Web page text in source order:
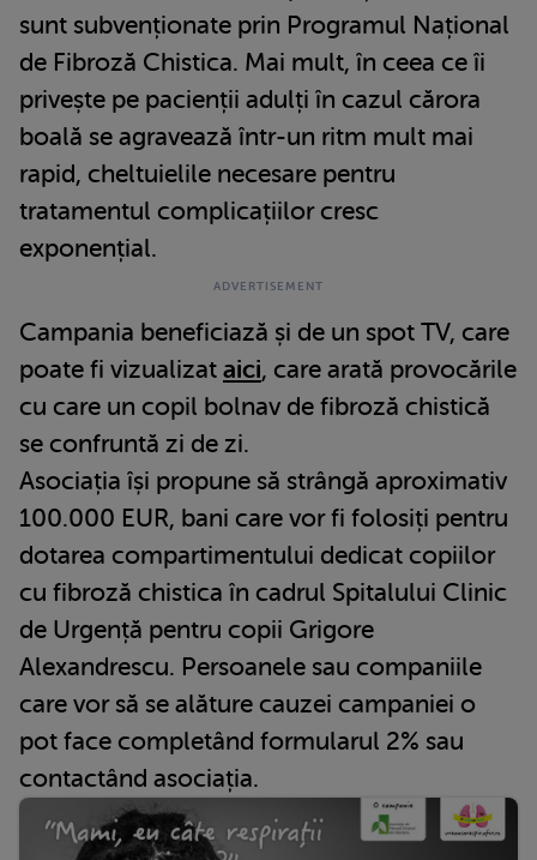
sunt subvenționate prin Programul Național
de Fibroză Chistica. Mai mult, în ceea ce îi
privește pe pacienții adulți în cazul cărora
boală se agravează într-un ritm mult mai
rapid, cheltuielile necesare pentru
tratamentul complicațiilor cresc
exponențial.
Campania beneficiază și de un spot TV, care
poate fi vizualizat aici, care arată provocările
cu care un copil bolnav de fibroză chistică
se confruntă zi de zi.
Asociația își propune să strângă aproximativ
100.000 EUR, bani care vor fi folosiți pentru
dotarea compartimentului dedicat copiilor
cu fibroză chistica în cadrul Spitalului Clinic
de Urgență pentru copii Grigore
Alexandrescu. Persoanele sau companiile
care vor să se alăture cauzei campaniei o
pot face completând formularul 2% sau
contactând asociația.